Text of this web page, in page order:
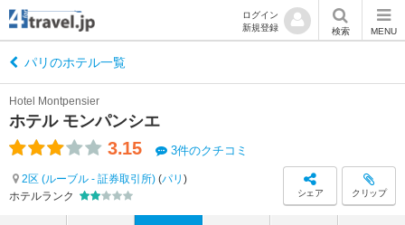
ログイン
新規登録
検索 MENU
パリのホテル一覧
ホテル モンパンシエ
Hotel Montpensier
3.15 3件のクチコミ
2区 (ルーブル - 証券取引所) (パリ)
ホテルランク
シェア クリップ